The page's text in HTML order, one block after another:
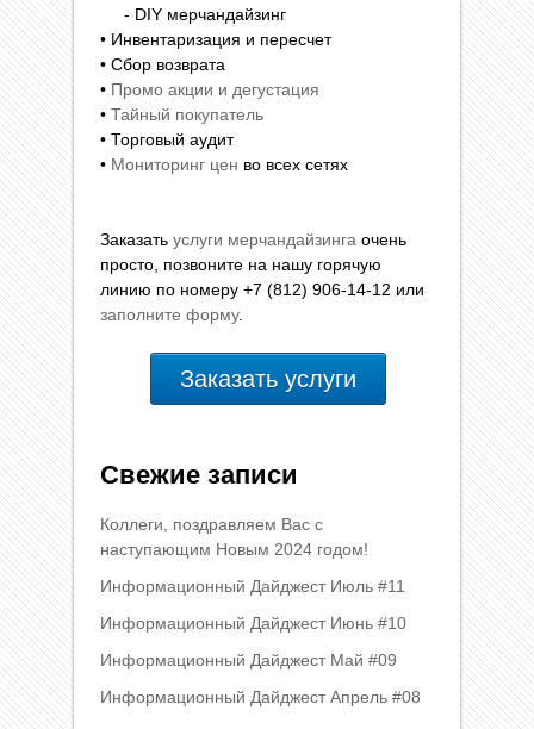
- DIY мерчандайзинг
• Инвентаризация и пересчет
• Сбор возврата
• Промо акции и дегустация
• Тайный покупатель
• Торговый аудит
• Мониторинг цен во всех сетях
Заказать услуги мерчандайзинга очень
просто, позвоните на нашу горячую
линию по номеру +7 (812) 906-14-12 или
заполните форму.
Заказать услуги
Свежие записи
Коллеги, поздравляем Вас с
наступающим Новым 2024 годом!
Информационный Дайджест Июль #11
Информационный Дайджест Июнь #10
Информационный Дайджест Май #09
Информационный Дайджест Апрель #08